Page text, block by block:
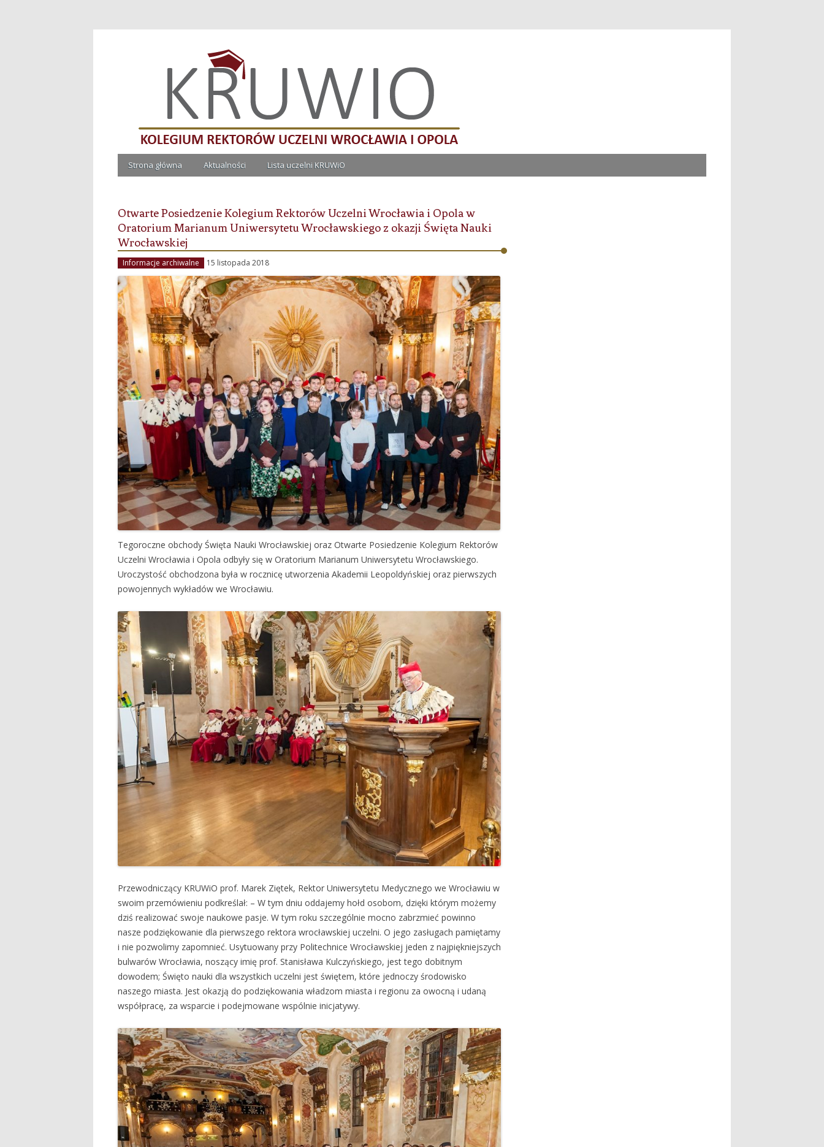
Kolegium Rektorów Uczelni Wrocławia i Opola
Przeskocz do treści
Strona główna Aktualności Lista uczelni KRUWiO
Otwarte Posiedzenie Kolegium Rektorów Uczelni Wrocławia i Opola w
Oratorium Marianum Uniwersytetu Wrocławskiego z okazji Święta Nauki
Wrocławskiej
Informacje archiwalne 15 listopada 2018
Tegoroczne obchody Święta Nauki Wrocławskiej oraz Otwarte Posiedzenie Kolegium Rektorów
Uczelni Wrocławia i Opola odbyły się w Oratorium Marianum Uniwersytetu Wrocławskiego.
Uroczystość obchodzona była w rocznicę utworzenia Akademii Leopoldyńskiej oraz pierwszych
powojennych wykładów we Wrocławiu.
Przewodniczący KRUWiO prof. Marek Ziętek, Rektor Uniwersytetu Medycznego we Wrocławiu w
swoim przemówieniu podkreślał: – W tym dniu oddajemy hołd osobom, dzięki którym możemy
dziś realizować swoje naukowe pasje. W tym roku szczególnie mocno zabrzmieć powinno
nasze podziękowanie dla pierwszego rektora wrocławskiej uczelni. O jego zasługach pamiętamy
i nie pozwolimy zapomnieć. Usytuowany przy Politechnice Wrocławskiej jeden z najpiękniejszych
bulwarów Wrocławia, noszący imię prof. Stanisława Kulczyńskiego, jest tego dobitnym
dowodem; Święto nauki dla wszystkich uczelni jest świętem, które jednoczy środowisko
naszego miasta. Jest okazją do podziękowania władzom miasta i regionu za owocną i udaną
współpracę, za wsparcie i podejmowane wspólnie inicjatywy.